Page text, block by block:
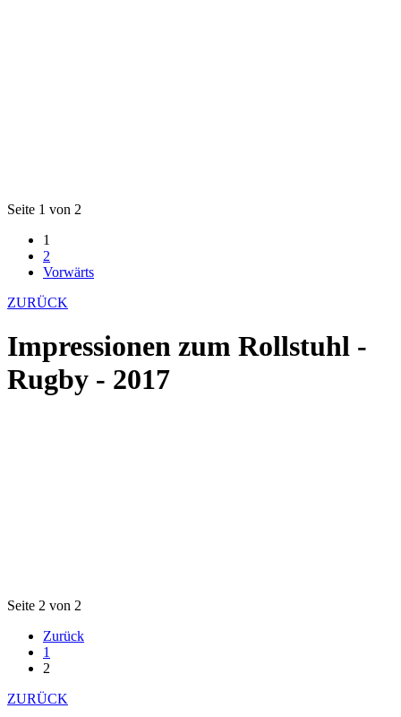
Seite 1 von 2
1
2
Vorwärts
ZURÜCK
Impressionen zum Rollstuhl -
Rugby - 2017
Seite 2 von 2
Zurück
1
2
ZURÜCK